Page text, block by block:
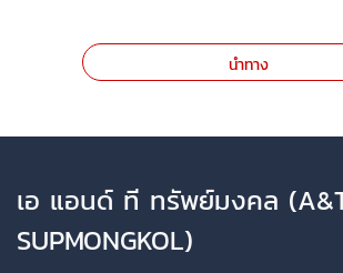
นำทาง
เอ แอนด์ ที ทรัพย์มงคล
SUPMONGKOL)